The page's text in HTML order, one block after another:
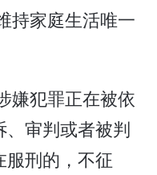
持家庭生活唯一
嫌犯罪正在被依
审判或者被判
刑的，不征